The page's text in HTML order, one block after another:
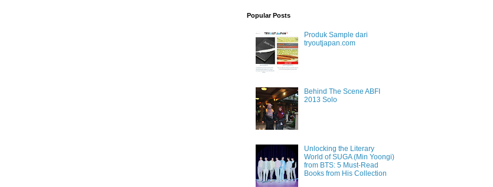
Popular Posts
Produk Sample dari
tryoutjapan.com
Behind The Scene ABFI
2013 Solo
Unlocking the Literary
World of SUGA (Min Yoongi)
from BTS: 5 Must-Read
Books from His Collection